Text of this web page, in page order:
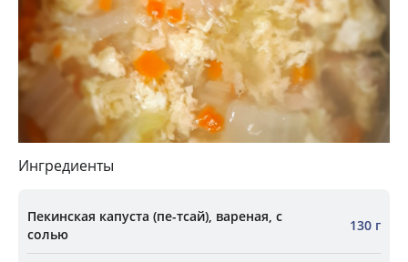
Ингредиенты
Пекинская капуста (пе-тсай), вареная, с
солью
130 г